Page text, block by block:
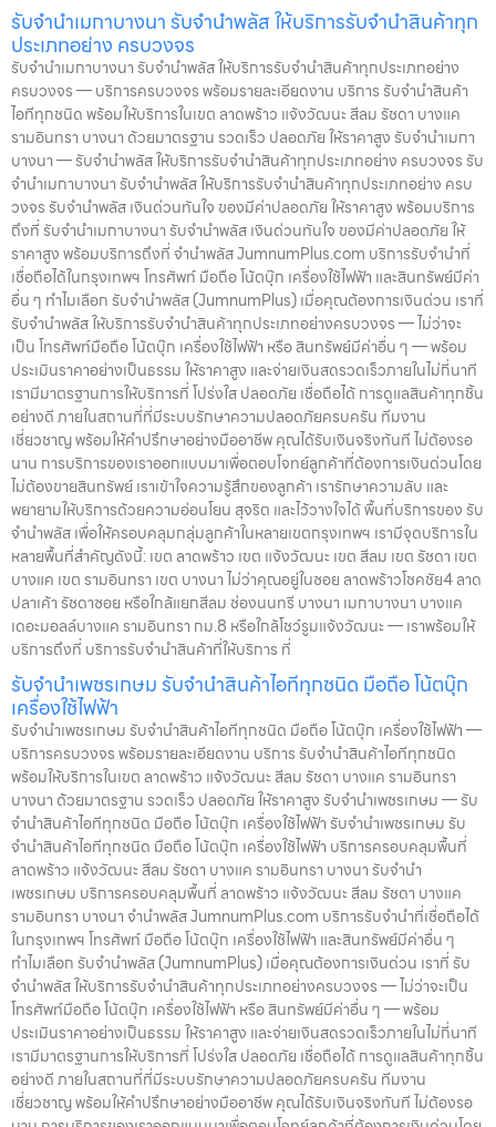
รับจำนำเมกาบางนา รับจำนำพลัส ให้บริการรับจำนำสินค้าทุก
ประเภทอย่าง ครบวงจร
รับจำนำเมกาบางนา รับจำนำพลัส ให้บริการรับจำนำสินค้าทุกประเภทอย่าง
ครบวงจร — บริการครบวงจร พร้อมรายละเอียดงาน บริการ รับจำนำสินค้า
ไอทีทุกชนิด พร้อมให้บริการในเขต ลาดพร้าว แจ้งวัฒนะ สีลม รัชดา บางแค
รามอินทรา บางนา ด้วยมาตรฐาน รวดเร็ว ปลอดภัย ให้ราคาสูง รับจำนำเมกา
บางนา — รับจำนำพลัส ให้บริการรับจำนำสินค้าทุกประเภทอย่าง ครบวงจร รับ
จำนำเมกาบางนา รับจำนำพลัส ให้บริการรับจำนำสินค้าทุกประเภทอย่าง ครบ
วงจร รับจำนำพลัส เงินด่วนทันใจ ของมีค่าปลอดภัย ให้ราคาสูง พร้อมบริการ
ถึงที่ รับจำนำเมกาบางนา รับจำนำพลัส เงินด่วนทันใจ ของมีค่าปลอดภัย ให้
ราคาสูง พร้อมบริการถึงที่ จำนำพลัส JumnumPlus.com บริการรับจำนำที่
เชื่อถือได้ในกรุงเทพฯ โทรศัพท์ มือถือ โน้ตบุ๊ก เครื่องใช้ไฟฟ้า และสินทรัพย์มีค่า
อื่น ๆ ทำไมเลือก รับจำนำพลัส (JumnumPlus) เมื่อคุณต้องการเงินด่วน เราที่
รับจำนำพลัส ให้บริการรับจำนำสินค้าทุกประเภทอย่างครบวงจร — ไม่ว่าจะ
เป็น โทรศัพท์มือถือ โน้ตบุ๊ก เครื่องใช้ไฟฟ้า หรือ สินทรัพย์มีค่าอื่น ๆ — พร้อม
ประเมินราคาอย่างเป็นธรรม ให้ราคาสูง และจ่ายเงินสดรวดเร็วภายในไม่กี่นาที
เรามีมาตรฐานการให้บริการที่ โปร่งใส ปลอดภัย เชื่อถือได้ การดูแลสินค้าทุกชิ้น
อย่างดี ภายในสถานที่ที่มีระบบรักษาความปลอดภัยครบครัน ทีมงาน
เชี่ยวชาญ พร้อมให้คำปรึกษาอย่างมืออาชีพ คุณได้รับเงินจริงทันที ไม่ต้องรอ
นาน การบริการของเราออกแบบมาเพื่อตอบโจทย์ลูกค้าที่ต้องการเงินด่วนโดย
ไม่ต้องขายสินทรัพย์ เราเข้าใจความรู้สึกของลูกค้า เรารักษาความลับ และ
พยายามให้บริการด้วยความอ่อนโยน สุจริต และไว้วางใจได้ พื้นที่บริการของ รับ
จำนำพลัส เพื่อให้ครอบคลุมกลุ่มลูกค้าในหลายเขตกรุงเทพฯ เรามีจุดบริการใน
หลายพื้นที่สำคัญดังนี้: เขต ลาดพร้าว เขต แจ้งวัฒนะ เขต สีลม เขต รัชดา เขต
บางแค เขต รามอินทรา เขต บางนา ไม่ว่าคุณอยู่ในซอย ลาดพร้าวโชคชัย4 ลาด
ปลาเค้า รัชดาซอย หรือใกล้แยกสีลม ช่องนนทรี บางนา เมกาบางนา บางแค
เดอะมอลล์บางแค รามอินทรา กม.8 หรือใกล้โชว์รูมแจ้งวัฒนะ — เราพร้อมให้
บริการถึงที่ บริการรับจำนำสินค้าที่ให้บริการ ที่
รับจำนำเพชรเกษม รับจำนำสินค้าไอทีทุกชนิด มือถือ โน้ตบุ๊ก
เครื่องใช้ไฟฟ้า
รับจำนำเพชรเกษม รับจำนำสินค้าไอทีทุกชนิด มือถือ โน้ตบุ๊ก เครื่องใช้ไฟฟ้า —
บริการครบวงจร พร้อมรายละเอียดงาน บริการ รับจำนำสินค้าไอทีทุกชนิด
พร้อมให้บริการในเขต ลาดพร้าว แจ้งวัฒนะ สีลม รัชดา บางแค รามอินทรา
บางนา ด้วยมาตรฐาน รวดเร็ว ปลอดภัย ให้ราคาสูง รับจำนำเพชรเกษม — รับ
จำนำสินค้าไอทีทุกชนิด มือถือ โน้ตบุ๊ก เครื่องใช้ไฟฟ้า รับจำนำเพชรเกษม รับ
จำนำสินค้าไอทีทุกชนิด มือถือ โน้ตบุ๊ก เครื่องใช้ไฟฟ้า บริการครอบคลุมพื้นที่
ลาดพร้าว แจ้งวัฒนะ สีลม รัชดา บางแค รามอินทรา บางนา รับจำนำ
เพชรเกษม บริการครอบคลุมพื้นที่ ลาดพร้าว แจ้งวัฒนะ สีลม รัชดา บางแค
รามอินทรา บางนา จำนำพลัส JumnumPlus.com บริการรับจำนำที่เชื่อถือได้
ในกรุงเทพฯ โทรศัพท์ มือถือ โน้ตบุ๊ก เครื่องใช้ไฟฟ้า และสินทรัพย์มีค่าอื่น ๆ
ทำไมเลือก รับจำนำพลัส (JumnumPlus) เมื่อคุณต้องการเงินด่วน เราที่ รับ
จำนำพลัส ให้บริการรับจำนำสินค้าทุกประเภทอย่างครบวงจร — ไม่ว่าจะเป็น
โทรศัพท์มือถือ โน้ตบุ๊ก เครื่องใช้ไฟฟ้า หรือ สินทรัพย์มีค่าอื่น ๆ — พร้อม
ประเมินราคาอย่างเป็นธรรม ให้ราคาสูง และจ่ายเงินสดรวดเร็วภายในไม่กี่นาที
เรามีมาตรฐานการให้บริการที่ โปร่งใส ปลอดภัย เชื่อถือได้ การดูแลสินค้าทุกชิ้น
อย่างดี ภายในสถานที่ที่มีระบบรักษาความปลอดภัยครบครัน ทีมงาน
เชี่ยวชาญ พร้อมให้คำปรึกษาอย่างมืออาชีพ คุณได้รับเงินจริงทันที ไม่ต้องรอ